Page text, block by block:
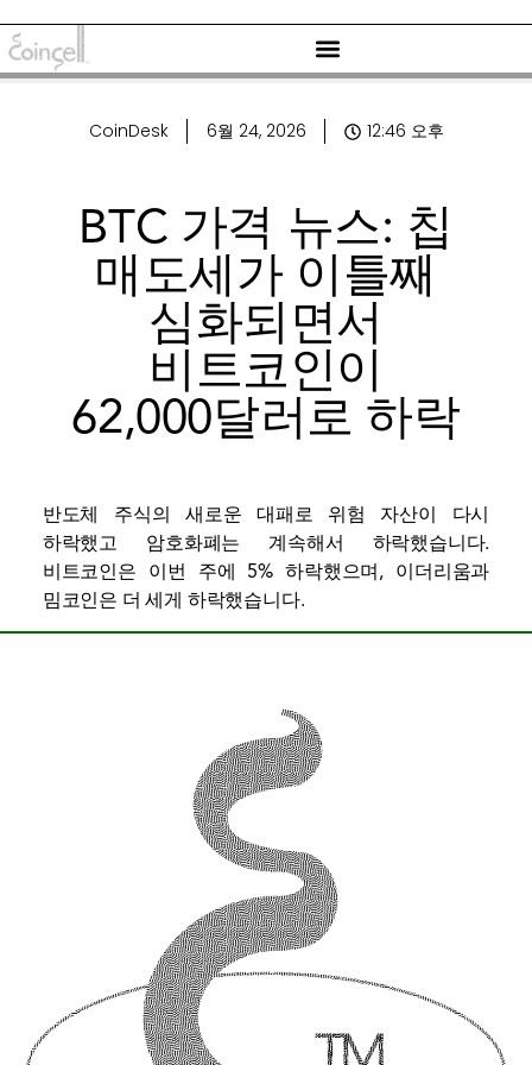
CoinDesk 6월 24, 2026 12:46 오후
BTC 가격 뉴스: 칩
매도세가 이틀째
심화되면서
비트코인이
62,000달러로 하락
반도체 주식의 새로운 대패로 위험 자산이 다시
하락했고 암호화폐는 계속해서 하락했습니다.
비트코인은 이번 주에 5% 하락했으며, 이더리움과
밈코인은 더 세게 하락했습니다.